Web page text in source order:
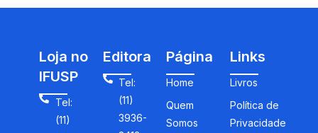
Loja no
IFUSP
Tel:
(11)
Editora
Tel:
(11)
3936-
Página
Home
Quem
Somos
Links
Livros
Política de
Privacidade